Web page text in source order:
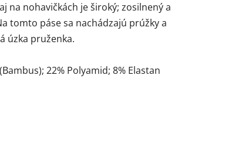
na nohavičkách je široký; zosilnený a
tomto páse sa nachádzajú prúžky a
úzka pruženka.
22% Polyamid; 8% Elastan